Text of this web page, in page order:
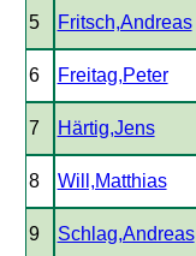
5 Fritsch,Andreas
6 Freitag,Peter
7 Härtig,Jens
8 Will,Matthias
9 Schlag,Andreas